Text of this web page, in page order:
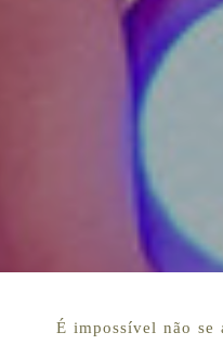
É impossível não